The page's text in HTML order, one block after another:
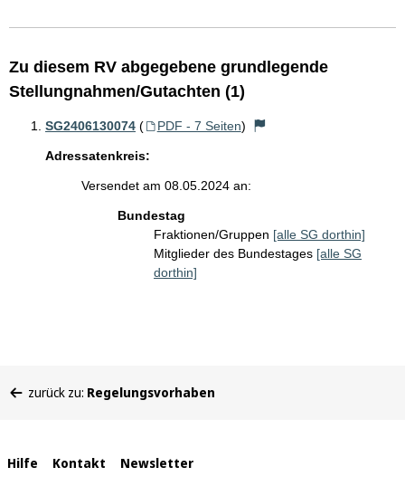
Zu diesem RV abgegebene grundlegende
Stellungnahmen/Gutachten (1)
SG2406130074 ( PDF - 7 Seiten)
Adressatenkreis:
Versendet am 08.05.2024 an:
Bundestag
Fraktionen/Gruppen [alle SG dorthin]
Mitglieder des Bundestages [alle SG
dorthin]
befinden
zurück zu: Regelungsvorhaben
Interne
Hilfe Kontakt Newsletter